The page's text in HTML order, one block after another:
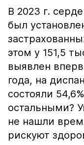
В 2023 г.
был
этом у 151,5
выявлен
года, на
состояли
остальными?
не нашли
рискуют